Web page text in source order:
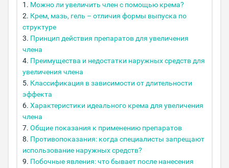
Можно ли увеличить член с помощью крема?
Крем, мазь, гель – отличия формы выпуска по
структуре
Принцип действия препаратов для увеличения
члена
Преимущества и недостатки наружных средств для
увеличения члена
Классификация в зависимости от длительности
эффекта
Характеристики идеального крема для увеличения
члена
Общие показания к применению препаратов
Противопоказания: когда специалисты запрещают
использование наружных средств?
Побочные явления: что бывает после нанесения